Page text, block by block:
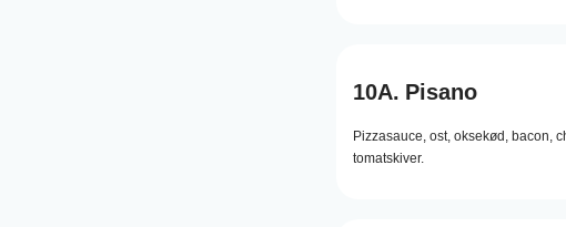
10A. Pisano
Pizzasauce, ost, oksekød, bacon,
tomatskiver.